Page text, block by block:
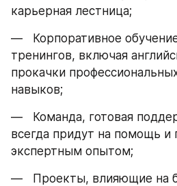
карьерная лестница;
—   Корпоративное
тренингов, включая
прокачки
навыков;
—   Команда, готовая
всегда придут на помощь и
экспертным опытом;
—   Проекты, влияющие на